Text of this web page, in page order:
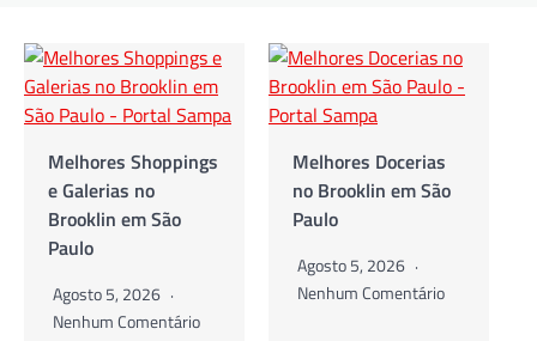
Melhores Shoppings
e Galerias no
Brooklin em São
Paulo
Agosto 5, 2026
Nenhum Comentário
Melhores Docerias
no Brooklin em São
Paulo
Agosto 5, 2026
Nenhum Comentário